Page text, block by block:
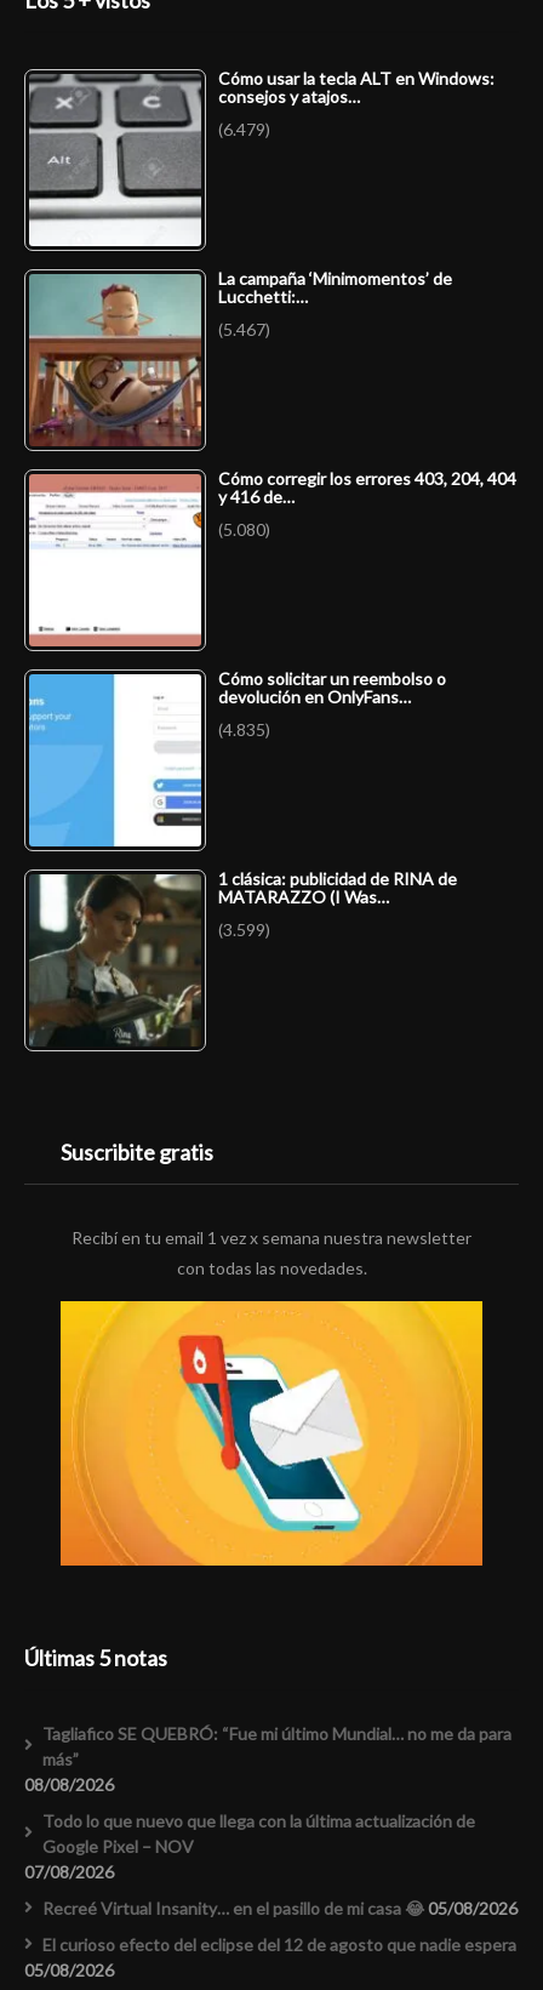
Cómo usar la tecla ALT en Windows:
consejos y atajos…
(6.479)
La campaña ‘Minimomentos’ de
Lucchetti:…
(5.467)
Cómo corregir los errores 403, 204, 404
y 416 de…
(5.080)
Cómo solicitar un reembolso o
devolución en OnlyFans…
(4.835)
1 clásica: publicidad de RINA de
MATARAZZO (I Was…
(3.599)
Suscribite gratis
Recibí en tu email 1 vez x semana nuestra newsletter
con todas las novedades.
Últimas 5 notas
Tagliafico SE QUEBRÓ: “Fue mi último Mundial… no me da para
más”
08/08/2026
Todo lo que nuevo que llega con la última actualización de
Google Pixel – NOV
07/08/2026
Recreé Virtual Insanity… en el pasillo de mi casa 😂05/08/2026
El curioso efecto del eclipse del 12 de agosto que nadie espera
05/08/2026